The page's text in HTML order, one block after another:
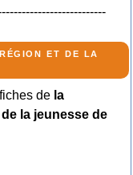
et de la
dela
la jeunesse de